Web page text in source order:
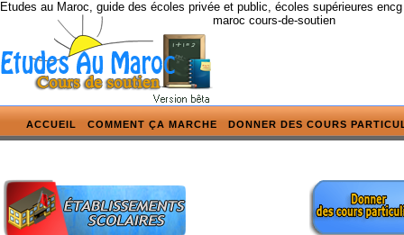
Etudes au Maroc, guide des écoles privée et public, écoles supérieures
maroc cours-de-soutien
ACCUEIL COMMENT ÇA MARCHE DONNER DES COURS